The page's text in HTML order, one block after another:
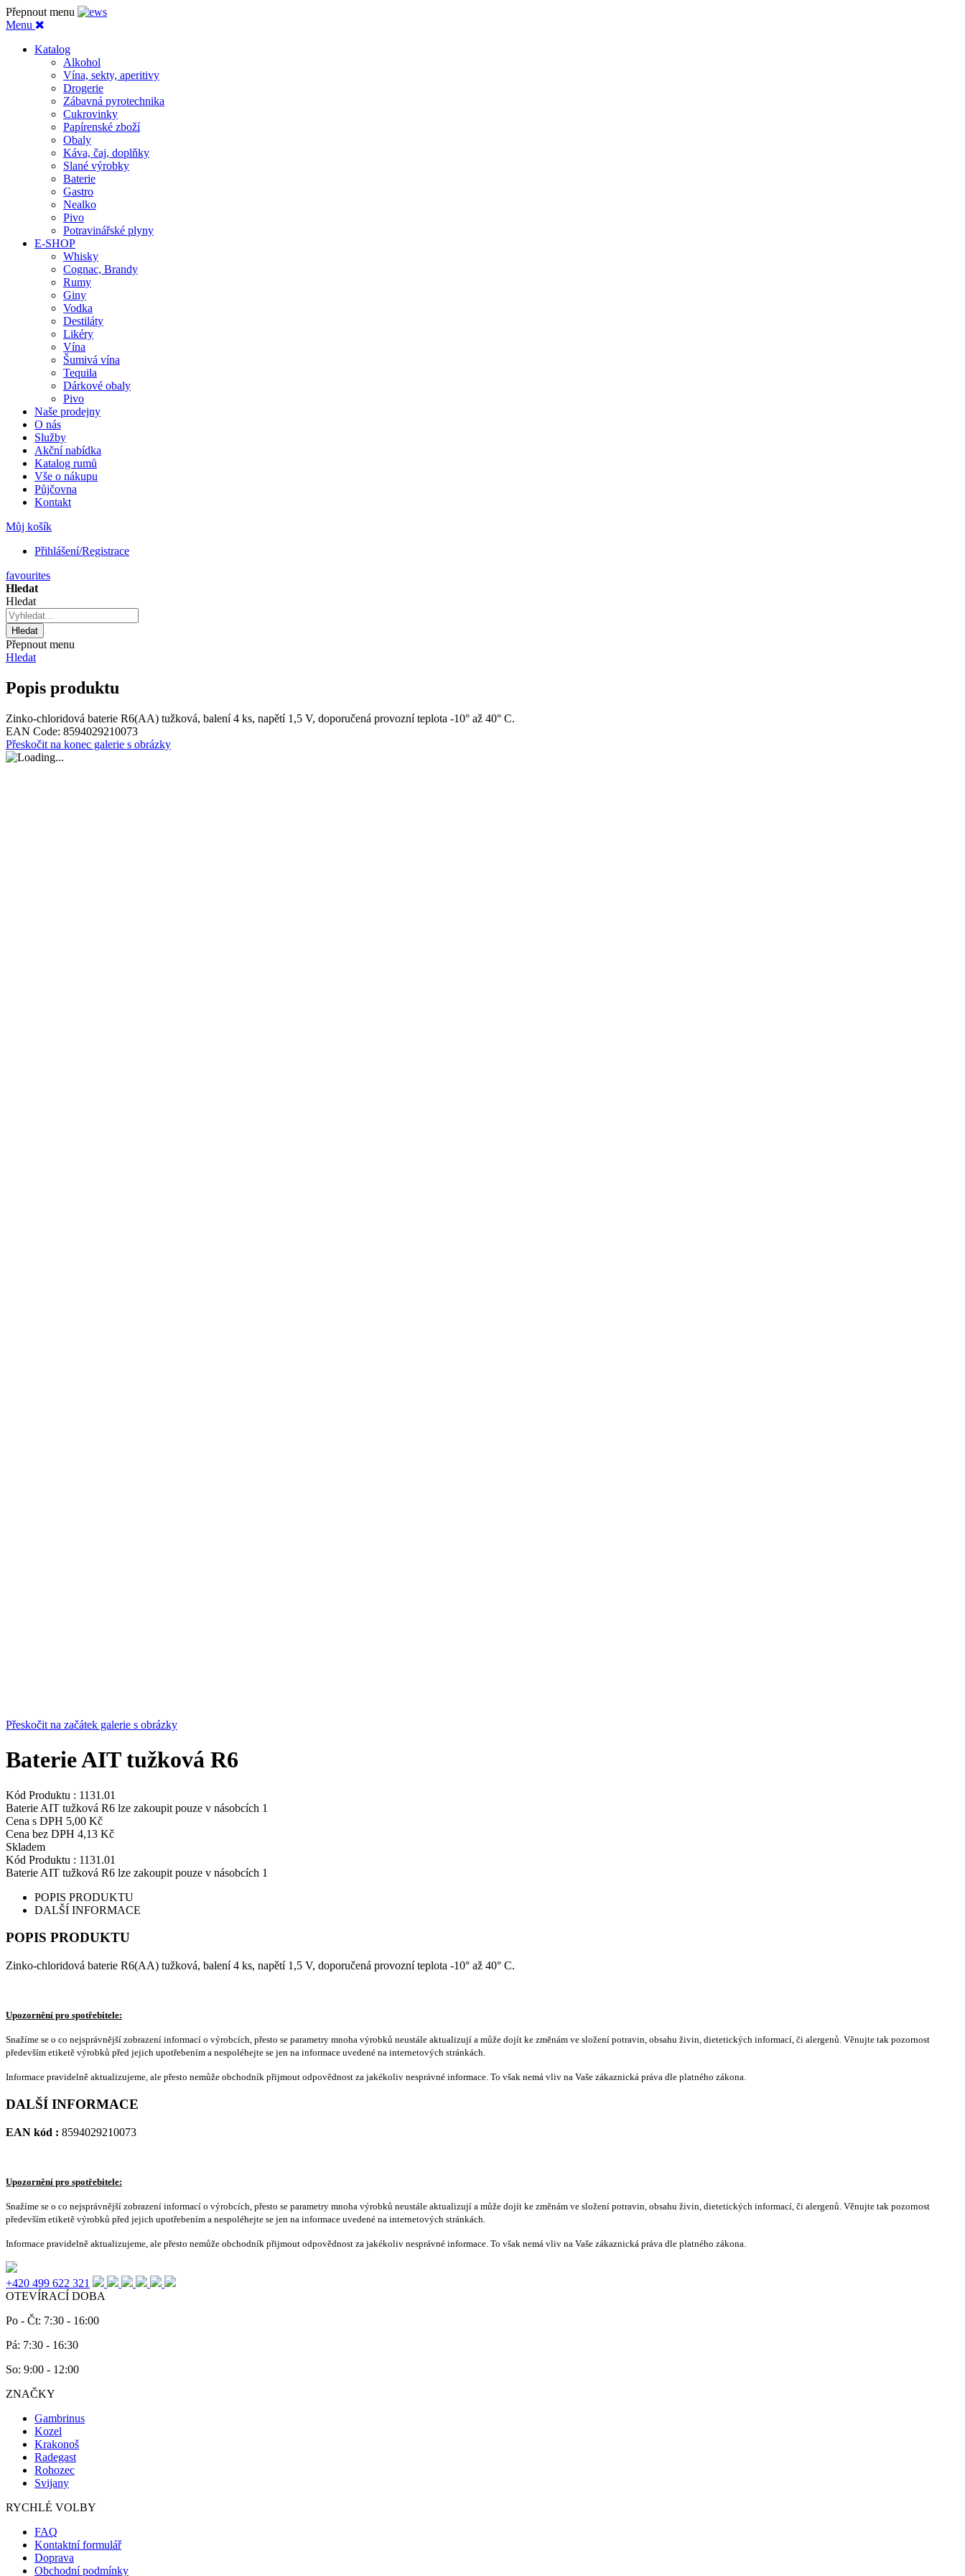
Přepnout menu
Menu
Katalog
Alkohol
Vína, sekty, aperitivy
Drogerie
Zábavná pyrotechnika
Cukrovinky
Papírenské zboží
Obaly
Káva, čaj, doplňky
Slané výrobky
Baterie
Gastro
Nealko
Pivo
Potravinářské plyny
E-SHOP
Whisky
Cognac, Brandy
Rumy
Giny
Vodka
Destiláty
Likéry
Vína
Šumivá vína
Tequila
Dárkové obaly
Pivo
Naše prodejny
O nás
Služby
Akční nabídka
Katalog rumů
Vše o nákupu
Půjčovna
Kontakt
Můj košík
Přihlášení/Registrace
favourites
Hledat
Hledat
Hledat
Přepnout menu
Hledat
Popis produktu
Zinko-chloridová baterie R6(AA) tužková, balení 4 ks, napětí 1,5 V, doporučená provozní teplota -10° až 40° C.
EAN Code: 8594029210073
Přeskočit na konec galerie s obrázky
Přeskočit na začátek galerie s obrázky
Baterie AIT tužková R6
Kód Produktu : 1131.01
Baterie AIT tužková R6 lze zakoupit pouze v násobcích 1
Cena s DPH 5,00 Kč
Cena bez DPH 4,13 Kč
Skladem
Kód Produktu : 1131.01
Baterie AIT tužková R6 lze zakoupit pouze v násobcích 1
POPIS PRODUKTU
DALŠÍ INFORMACE
POPIS PRODUKTU
Zinko-chloridová baterie R6(AA) tužková, balení 4 ks, napětí 1,5 V, doporučená provozní teplota -10° až 40° C.
Upozornění pro spotřebitele:
Snažíme se o co nejsprávnější zobrazení informací o výrobcích, přesto se parametry mnoha výrobků neustále aktualizují a může dojít ke změnám ve složení potravin, obsahu živin, dietetických informací, či alergenů. Věnujte tak pozornost
především etiketě výrobků před jejich upotřebením a nespoléhejte se jen na informace uvedené na internetových stránkách.
Informace pravidelně aktualizujeme, ale přesto nemůže obchodník přijmout odpovědnost za jakékoliv nesprávné informace. To však nemá vliv na Vaše zákaznická práva dle platného zákona.
DALŠÍ INFORMACE
EAN kód : 8594029210073
Upozornění pro spotřebitele:
Snažíme se o co nejsprávnější zobrazení informací o výrobcích, přesto se parametry mnoha výrobků neustále aktualizují a může dojít ke změnám ve složení potravin, obsahu živin, dietetických informací, či alergenů. Věnujte tak pozornost
především etiketě výrobků před jejich upotřebením a nespoléhejte se jen na informace uvedené na internetových stránkách.
Informace pravidelně aktualizujeme, ale přesto nemůže obchodník přijmout odpovědnost za jakékoliv nesprávné informace. To však nemá vliv na Vaše zákaznická práva dle platného zákona.
+420 499 622 321
OTEVÍRACÍ DOBA
Po - Čt: 7:30 - 16:00
Pá: 7:30 - 16:30
So: 9:00 - 12:00
ZNAČKY
Gambrinus
Kozel
Krakonoš
Radegast
Rohozec
Svijany
RYCHLÉ VOLBY
FAQ
Kontaktní formulář
Doprava
Obchodní podmínky